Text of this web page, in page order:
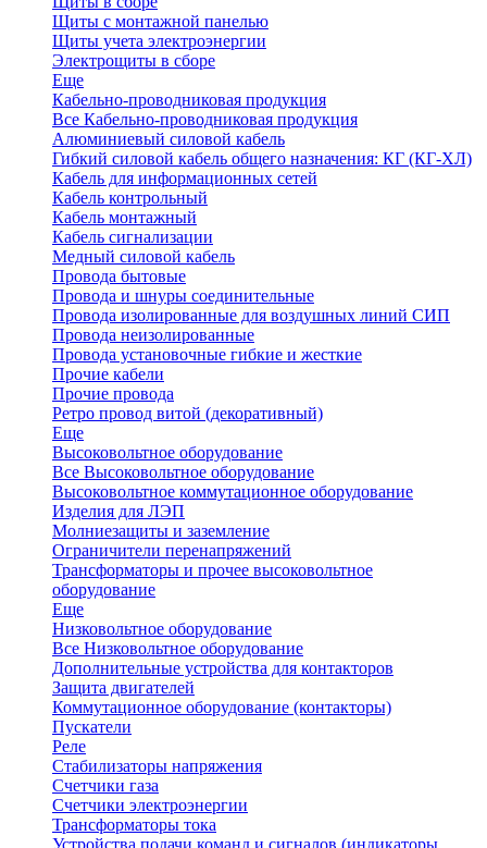
Щиты с монтажной панелью
Щиты учета электроэнергии
Электрощиты в сборе
Еще
Кабельно-проводниковая продукция
Все Кабельно-проводниковая продукция
Алюминиевый силовой кабель
Гибкий силовой кабель общего назначения: КГ (КГ-ХЛ)
Кабель для информационных сетей
Кабель контрольный
Кабель монтажный
Кабель сигнализации
Медный силовой кабель
Провода бытовые
Провода и шнуры соединительные
Провода изолированные для воздушных линий СИП
Провода неизолированные
Провода установочные гибкие и жесткие
Прочие кабели
Прочие провода
Ретро провод витой (декоративный)
Еще
Высоковольтное оборудование
Все Высоковольтное оборудование
Высоковольтное коммутационное оборудование
Изделия для ЛЭП
Молниезащиты и заземление
Ограничители перенапряжений
Трансформаторы и прочее высоковольтное
оборудование
Еще
Низковольтное оборудование
Все Низковольтное оборудование
Дополнительные устройства для контакторов
Защита двигателей
Коммутационное оборудование (контакторы)
Пускатели
Реле
Стабилизаторы напряжения
Счетчики газа
Счетчики электроэнергии
Трансформаторы тока
Устройства подачи команд и сигналов (индикаторы,